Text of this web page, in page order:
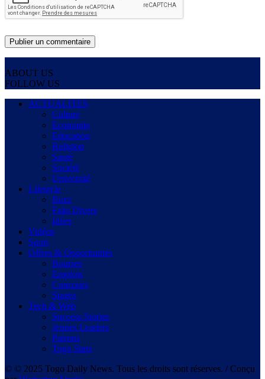
ABOUT US
FOLLOW US
ACTUALITES
Culture
Economie
Education
Religion
Santé
Société
Université
Lifestyle
Buzz
Faits Divers
Idées
Vidéos
Sport
Offres & Opportunités
Bourses
Emplois
Concours
Stages
Tech & Web
Success Stories
Jeunes Leaders
Patrons
Togo Stars
© © 2025 Togo Daily News. Tous les droits sont réserves. / Conçu